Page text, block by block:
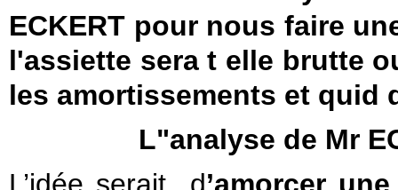
ECKERT pour nous faire
l'assiette sera t elle brutte
les amortissements et quid
L"analyse de Mr